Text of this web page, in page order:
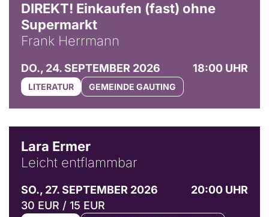
DIREKT! Einkaufen (fast) ohne
Supermarkt
Frank Herrmann
DO., 24. SEPTEMBER 2026 18:00 UHR
LITERATUR GEMEINDE GAUTING
Lara Ermer
Leicht entflammbar
SO., 27. SEPTEMBER 2026
20:00 UHR
30 EUR / 15 EUR